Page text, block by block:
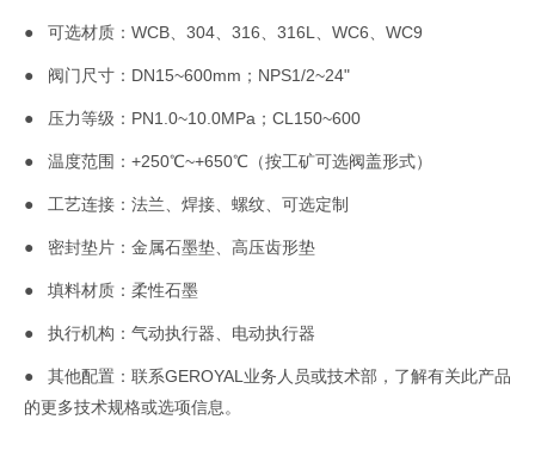
● 可选材质：WCB、304、316、316L、WC6、WC9
● 阀门尺寸：DN15~600mm；NPS1/2~24"
● 压力等级：PN1.0~10.0MPa；CL150~600
● 温度范围：+250℃~+650℃（按工矿可选阀盖形式）
● 工艺连接：法兰、焊接、螺纹、可选定制
● 密封垫片：金属石墨垫、高压齿形垫
● 填料材质：柔性石墨
● 执行机构：气动执行器、电动执行器
● 其他配置：联系GEROYAL业务人员或技术部，了解有关此产品
的更多技术规格或选项信息。